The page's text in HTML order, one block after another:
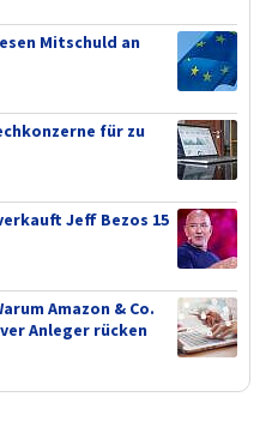
Mitschuld an
für zu
Jeff Bezos 15
Amazon & Co.
Anleger rücken